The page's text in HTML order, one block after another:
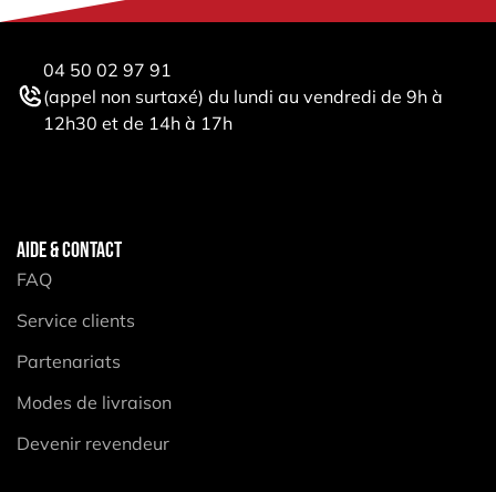
04 50 02 97 91
(appel non surtaxé) du lundi au vendredi de 9h à
12h30 et de 14h à 17h
AIDE & CONTACT
FAQ
Service clients
Partenariats
Modes de livraison
Devenir revendeur